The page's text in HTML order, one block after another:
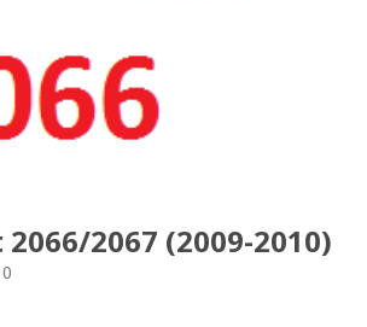
संगितको सर्जक हुनुहुन्छ र गित संगित यहाँबाट
गराउनुहोला । फेरी एकपटक शुभ दिपावलीको
व्यक्त गर्दछौँ ।
2066/2067 (2009-2010)